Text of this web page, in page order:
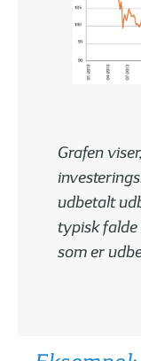
Grafen
udbetalt
typisk falde
som er